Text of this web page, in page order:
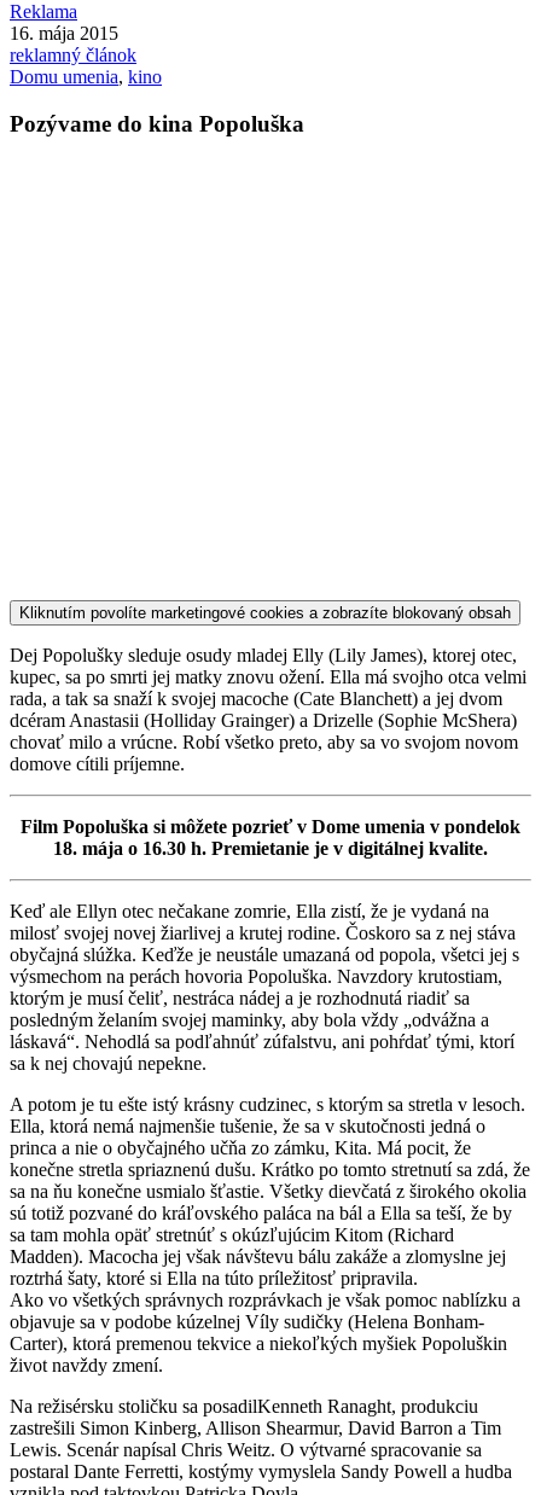
Reklama
16. mája 2015
reklamný článok
Domu umenia, kino
Pozývame do kina Popoluška
Kliknutím povolíte marketingové cookies a zobrazíte blokovaný obsah
Dej Popolušky sleduje osudy mladej Elly (Lily James), ktorej otec,
kupec, sa po smrti jej matky znovu ožení. Ella má svojho otca velmi
rada, a tak sa snaží k svojej macoche (Cate Blanchett) a jej dvom
dcéram Anastasii (Holliday Grainger) a Drizelle (Sophie McShera)
chovať milo a vrúcne. Robí všetko preto, aby sa vo svojom novom
domove cítili príjemne.
Film Popoluška si môžete pozrieť v Dome umenia v pondelok
18. mája o 16.30 h. Premietanie je v digitálnej kvalite.
Keď ale Ellyn otec nečakane zomrie, Ella zistí, že je vydaná na
milosť svojej novej žiarlivej a krutej rodine. Čoskoro sa z nej stáva
obyčajná slúžka. Keďže je neustále umazaná od popola, všetci jej s
výsmechom na perách hovoria Popoluška. Navzdory krutostiam,
ktorým je musí čeliť, nestráca nádej a je rozhodnutá riadiť sa
posledným želaním svojej maminky, aby bola vždy „odvážna a
láskavá“. Nehodlá sa podľahnúť zúfalstvu, ani pohŕdať tými, ktorí
sa k nej chovajú nepekne.
A potom je tu ešte istý krásny cudzinec, s ktorým sa stretla v lesoch.
Ella, ktorá nemá najmenšie tušenie, že sa v skutočnosti jedná o
princa a nie o obyčajného učňa zo zámku, Kita. Má pocit, že
konečne stretla spriaznenú dušu. Krátko po tomto stretnutí sa zdá, že
sa na ňu konečne usmialo šťastie. Všetky dievčatá z širokého okolia
sú totiž pozvané do kráľovského paláca na bál a Ella sa teší, že by
sa tam mohla opäť stretnúť s okúzľujúcim Kitom (Richard
Madden). Macocha jej však návštevu bálu zakáže a zlomyslne jej
roztrhá šaty, ktoré si Ella na túto príležitosť pripravila.
Ako vo všetkých správnych rozprávkach je však pomoc nablízku a
objavuje sa v podobe kúzelnej Víly sudičky (Helena Bonham-
Carter), ktorá premenou tekvice a niekoľkých myšiek Popoluškin
život navždy zmení.
Na režisérsku stoličku sa posadilKenneth Ranaght, produkciu
zastrešili Simon Kinberg, Allison Shearmur, David Barron a Tim
Lewis. Scenár napísal Chris Weitz. O výtvarné spracovanie sa
postaral Dante Ferretti, kostýmy vymyslela Sandy Powell a hudba